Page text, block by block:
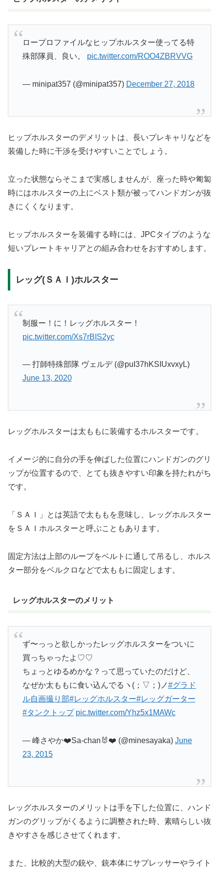
ロープロファイルなヒップホルスター使ってる特
殊部隊員、良い。 pic.twitter.com/ROO4ZBRVVG
— minipat357 (@minipat357) December 27, 2018
ヒップホルスターのデメリットは、長いプレキャリなどを
装備した時に干渉を受けやすいことでしょう。
立った状態ならそこまで実感しませんが、座った時や匍匐
時にはホルスターの上にベスト類が被ってハンドガンが抜
きにくくなります。
ヒップホルスターを装備する時には、JPCタイプのような
短いプレートキャリアとの組み合わせをおすすめします。
レッグ(ＳＡＩ)ホルスター
制服ー！に！レッグホルスター！
pic.twitter.com/Xs7rBIS2yc
— 打師特殊部隊 ヴェルデ (@puI37hKSIUxvxyL)
June 13, 2020
レッグホルスターは太ももに装備するホルスターです。
イメージ的に自分の手を伸ばした位置にハンドガンのグリ
ップが位置するので、とても抜きやすい印象を持たれがち
です。
「ＳＡＩ」とは英語で太ももを意味し、レッグホルスター
をＳＡＩホルスターと呼ぶこともあります。
固定方法は上部のループをベルトに通して吊るし、ホルス
ター部分をベルクロなどで太ももに固定します。
レッグホルスターのメリット
ず〜っっと欲しかったレッグホルスターをついに
買っちゃったよ♡♡
ちょっとゆるめかな？って思っていたのだけど、
なぜか太ももに食い込んでるヽ(；▽；)ノ#グラド
ル自画撮り部#レッグホルスター#レッグガーター
#タンクトップ pic.twitter.com/Yhz5x1MAWc
— 峰さやか❤️Sa-chan🐰❤️ (@minesayaka) June
23, 2015
レッグホルスターのメリットは手を下した位置に、ハンド
ガンのグリップがくるように調整された時、素晴らしい抜
きやすさを感じさせてくれます。
また、比較的大型の銃や、銃本体にサプレッサーやライト